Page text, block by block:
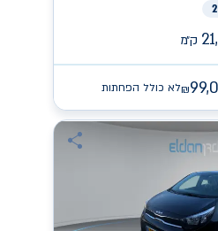
ק״מ
₪לא כולל הפחתות